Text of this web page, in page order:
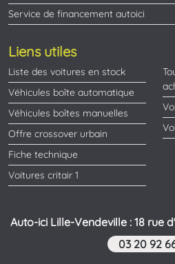
Service de financement autoici
Liens utiles
Liste des voitures en stock
Véhicules boîte automatique
Véhicules boîtes manuelles
Offre crossover urbain
Fiche technique
Voitures critair 1
Auto-ici Lille-Vendeville : 18 rue
03 20 92